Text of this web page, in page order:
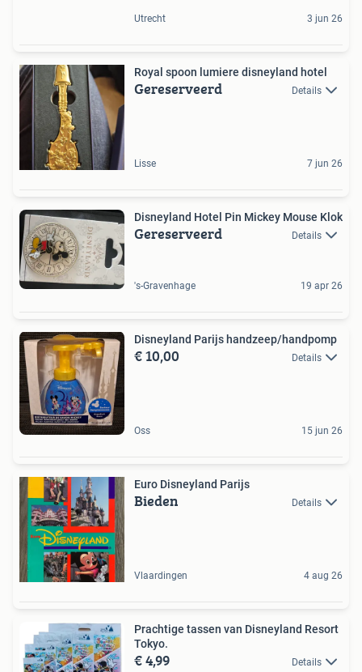
Utrecht 3 jun 26
Royal spoon lumiere disneyland hotel
Gereserveerd Details
Lisse 7 jun 26
Disneyland Hotel Pin Mickey Mouse Klok
Gereserveerd Details
's-Gravenhage 19 apr 26
Disneyland Parijs handzeep/handpomp
€ 10,00 Details
Oss 15 jun 26
Euro Disneyland Parijs
Bieden Details
Vlaardingen 4 aug 26
Prachtige tassen van Disneyland Resort
Tokyo.
€ 4,99 Details